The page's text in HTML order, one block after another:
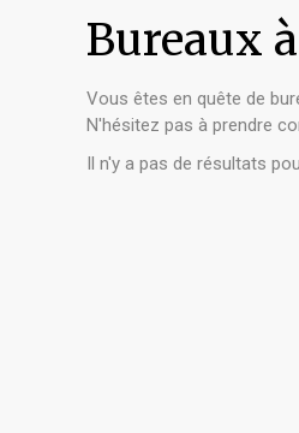
Bureaux
Vous êtes en quête de
N'hésitez pas à prendre
Il n'y a pas de résultats